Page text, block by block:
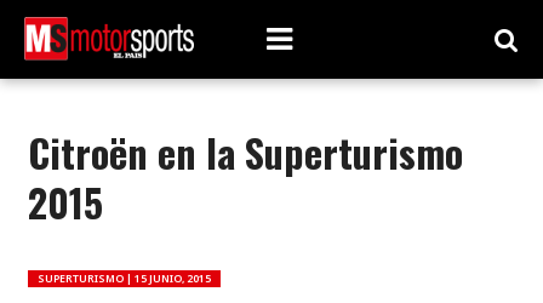
Citroën en la Superturismo
2015
SUPERTURISMO | 15 JUNIO, 2015